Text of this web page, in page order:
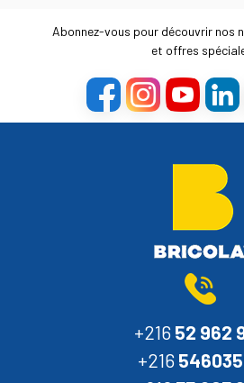
Abonnez-vous pour découvrir nos
et offres
+216 52 962
+216